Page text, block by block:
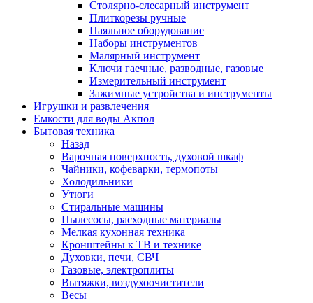
Столярно-слесарный инструмент
Плиткорезы ручные
Паяльное оборудование
Наборы инструментов
Малярный инструмент
Ключи гаечные, разводные, газовые
Измерительный инструмент
Зажимные устройства и инструменты
Игрушки и развлечения
Емкости для воды Акпол
Бытовая техника
Назад
Варочная поверхность, духовой шкаф
Чайники, кофеварки, термопоты
Холодильники
Утюги
Стиральные машины
Пылесосы, расходные материалы
Мелкая кухонная техника
Кронштейны к ТВ и технике
Духовки, печи, СВЧ
Газовые, электроплиты
Вытяжки, воздухоочистители
Весы